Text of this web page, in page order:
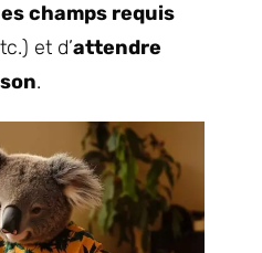
champs requis
et d’attendre
.